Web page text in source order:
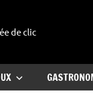
de clic